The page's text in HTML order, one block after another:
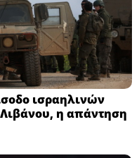
ισραηλινών
η απάντηση